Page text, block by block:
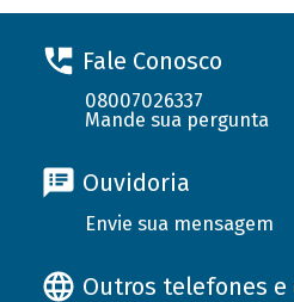
Fale Conosco
08007026337
Mande sua pergunta
Ouvidoria
Envie sua mensagem
Outros telefones e